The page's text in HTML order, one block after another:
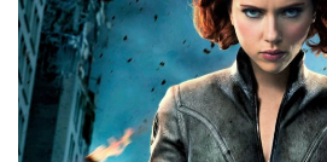
Seriály
Hry
Cool Esport